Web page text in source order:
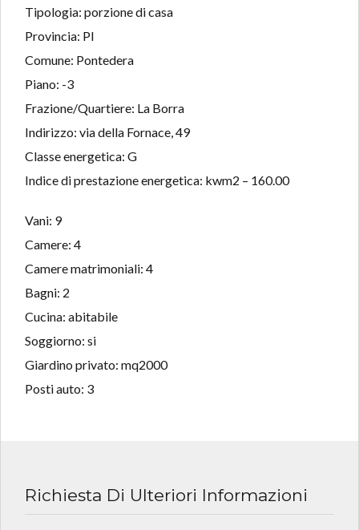
Tipologia: porzione di casa
Provincia: PI
Comune: Pontedera
Piano: -3
Frazione/Quartiere: La Borra
Indirizzo: via della Fornace, 49
Classe energetica: G
Indice di prestazione energetica: kwm2 – 160.00
Vani: 9
Camere: 4
Camere matrimoniali: 4
Bagni: 2
Cucina: abitabile
Soggiorno: si
Giardino privato: mq2000
Posti auto: 3
Richiesta Di Ulteriori Informazioni